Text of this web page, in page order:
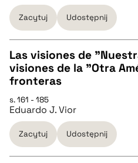
pobierz cytat
BIBTEX
pobierz cytat
Zacytuj Udostępnij
CZYSTY TEKST
pobierz cytat
BIBTEX
Las visiones de
visiones de la "Otra
fronteras
s. 161 - 185
Eduardo J. Vior
Zacytuj Udostępnij